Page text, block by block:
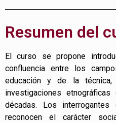
Resumen del
El curso se propone
confluencia entre los
educación y de la
investigaciones
décadas. Los
reconocen el carácter